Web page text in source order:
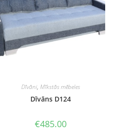
Dīvāni,Mīkstās mēbeles
Dīvāns D124
€485.00